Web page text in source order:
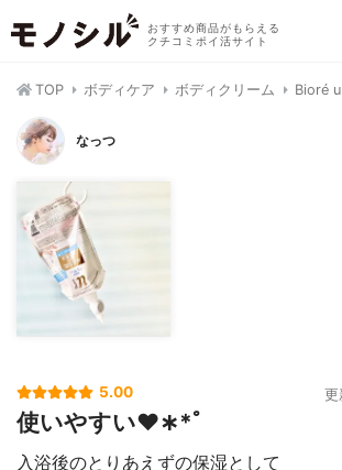
おすすめ商品がもらえる
クチコミポイ活サイト
TOP ボディケア ボディクリーム Bioré
なっつ
5.00 更
使いやすい♥︎︎∗︎*ﾟ
入浴後のとりあえずの保湿として